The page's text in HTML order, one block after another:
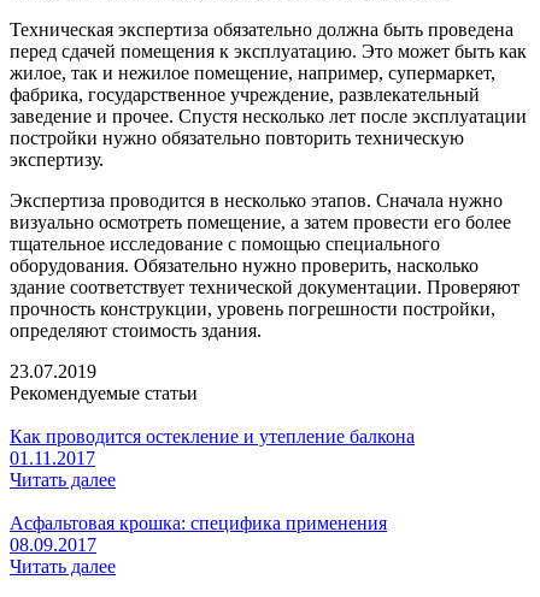
Техническая экспертиза обязательно должна быть проведена
перед сдачей помещения к эксплуатацию. Это может быть как
жилое, так и нежилое помещение, например, супермаркет,
фабрика, государственное учреждение, развлекательный
заведение и прочее. Спустя несколько лет после эксплуатации
постройки нужно обязательно повторить техническую
экспертизу.
Экспертиза проводится в несколько этапов. Сначала нужно
визуально осмотреть помещение, а затем провести его более
тщательное исследование с помощью специального
оборудования. Обязательно нужно проверить, насколько
здание соответствует технической документации. Проверяют
прочность конструкции, уровень погрешности постройки,
определяют стоимость здания.
23.07.2019
Рекомендуемые статьи
Как проводится остекление и утепление балкона
01.11.2017
Читать далее
Асфальтовая крошка: специфика применения
08.09.2017
Читать далее